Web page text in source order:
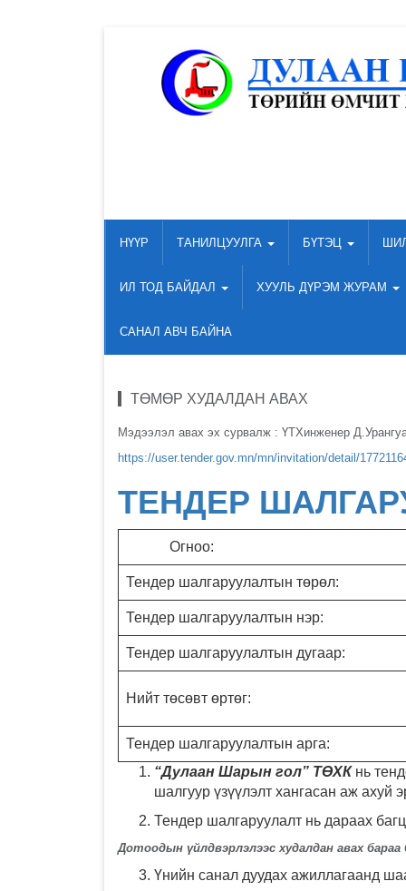
НҮҮР ТАНИЛЦУУЛГА БҮТЭЦ
ИЛ ТОД БАЙДАЛ ХУУЛЬ ДҮРЭМ ЖУРАМ
САНАЛ АВЧ БАЙНА
ТӨМӨР ХУДАЛДАН АВАХ
Мэдээлэл авах эх сурвалж : ҮТХинженер
https://user.tender.gov.mn/mn/invitation/detail/
ТЕНДЕР
Огноо:
Тендер шалгаруулалтын төрөл:
Тендер шалгаруулалтын нэр:
Тендер шалгаруулалтын дугаар:
Нийт төсөвт өртөг:
Тендер шалгаруулалтын арга:
“Дулаан Шарын гол” ТӨХК нь
шалгуур үзүүлэлт хангасан аж ахуй
Тендер шалгаруулалт нь дараах
Дотоодын үйлдвэрлэлээс худалдан авах
Үнийн санал дуудах ажиллагаанд